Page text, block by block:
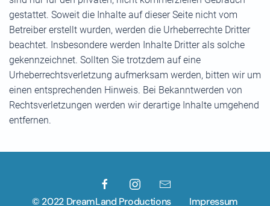
gestattet. Soweit die Inhalte auf dieser Seite nicht vom
Betreiber erstellt wurden, werden die Urheberrechte Dritter
beachtet. Insbesondere werden Inhalte Dritter als solche
gekennzeichnet. Sollten Sie trotzdem auf eine
Urheberrechtsverletzung aufmerksam werden, bitten wir um
einen entsprechenden Hinweis. Bei Bekanntwerden von
Rechtsverletzungen werden wir derartige Inhalte umgehend
entfernen.
© 2022 DreamLand Productions Impressum